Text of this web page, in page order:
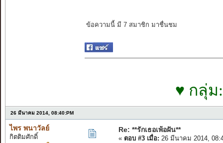
ข้อความนี้ มี 7 สมาชิก มาชื่นชม
♥ กลุ่
26 มีนาคม 2014, 08:40:PM
ไพร พนาวัลย์
กิตติมศักดิ์
Re: **รักเธอเพ้อฝัน**
« ตอบ #3 เมื่อ: 26 มีนาคม 2014,